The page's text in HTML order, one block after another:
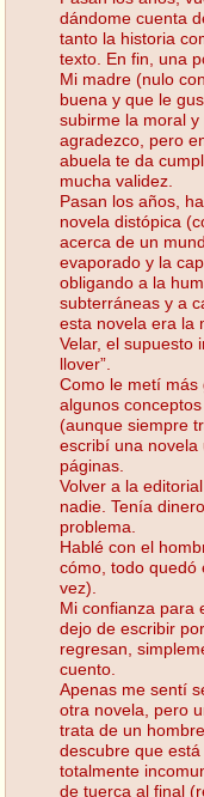
dándome cuenta
tanto la historia
texto. En fin, una
Mi madre (nulo
buena y que le
subirme la moral
agradezco, pero
abuela te da
mucha validez.
Pasan los años,
novela distópica
acerca de un
evaporado y la
obligando a la
subterráneas y a
esta novela era la
Velar, el supuesto
llover”.
Como le metí más
algunos
(aunque siempre
escribí una novela
páginas.
Volver a la
nadie. Tenía
problema.
Hablé con el
cómo, todo quedó
vez).
Mi confianza para
dejo de escribir
regresan,
cuento.
Apenas me sentí
otra novela, pero
trata de un
descubre que
totalmente
de tuerca al final